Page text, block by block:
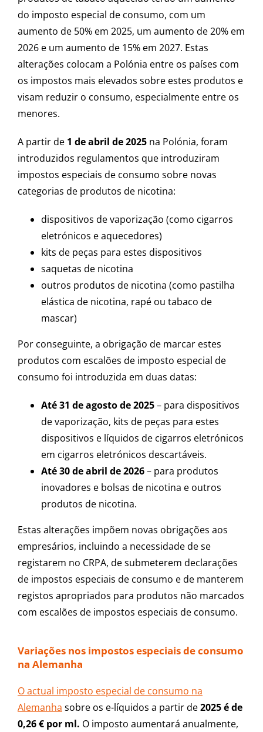
do imposto especial de consumo, com um
aumento de 50% em 2025, um aumento de 20% em
2026 e um aumento de 15% em 2027. Estas
alterações colocam a Polónia entre os países com
os impostos mais elevados sobre estes produtos e
visam reduzir o consumo, especialmente entre os
menores.
A partir de 1 de abril de 2025na Polónia, foram
introduzidos regulamentos que introduziram
impostos especiais de consumo sobre novas
categorias de produtos de nicotina:
dispositivos de vaporização (como cigarros
eletrónicos e aquecedores)
kits de peças para estes dispositivos
saquetas de nicotina
outros produtos de nicotina (como pastilha
elástica de nicotina, rapé ou tabaco de
mascar)
Por conseguinte, a obrigação de marcar estes
produtos com escalões de imposto especial de
consumo foi introduzida em duas datas:
Até 31 de agosto de 2025– para dispositivos
de vaporização, kits de peças para estes
dispositivos e líquidos de cigarros eletrónicos
em cigarros eletrónicos descartáveis.
Até 30 de abril de 2026– para produtos
inovadores e bolsas de nicotina e outros
produtos de nicotina.
Estas alterações impõem novas obrigações aos
empresários, incluindo a necessidade de se
registarem no CRPA, de submeterem declarações
de impostos especiais de consumo e de manterem
registos apropriados para produtos não marcados
com escalões de impostos especiais de consumo.
Variações nos impostos especiais de consumo
na Alemanha
O actual imposto especial de consumo na
Alemanha sobre os e-líquidos a partir de2025 é de
0,26 € por ml. O imposto aumentará anualmente,